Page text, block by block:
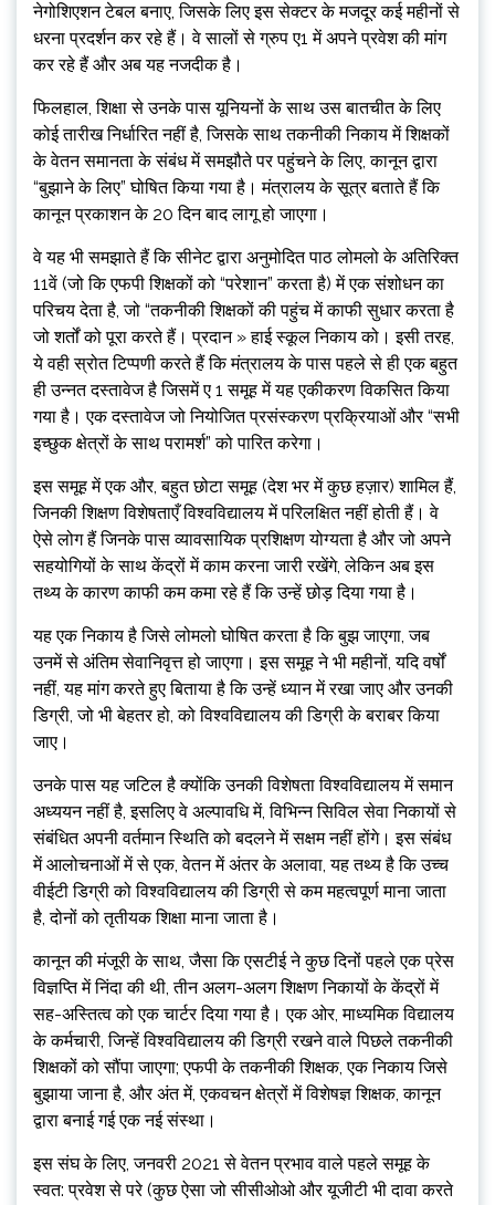
नेगोशिएशन टेबल बनाए, जिसके लिए इस सेक्टर के मजदूर कई महीनों से
धरना प्रदर्शन कर रहे हैं। वे सालों से ग्रुप ए1 में अपने प्रवेश की मांग
कर रहे हैं और अब यह नजदीक है।
फिलहाल, शिक्षा से उनके पास यूनियनों के साथ उस बातचीत के लिए
कोई तारीख निर्धारित नहीं है, जिसके साथ तकनीकी निकाय में शिक्षकों
के वेतन समानता के संबंध में समझौते पर पहुंचने के लिए, कानून द्वारा
“बुझाने के लिए” घोषित किया गया है। मंत्रालय के सूत्र बताते हैं कि
कानून प्रकाशन के 20 दिन बाद लागू हो जाएगा।
वे यह भी समझाते हैं कि सीनेट द्वारा अनुमोदित पाठ लोमलो के अतिरिक्त
11वें (जो कि एफपी शिक्षकों को “परेशान” करता है) में एक संशोधन का
परिचय देता है, जो “तकनीकी शिक्षकों की पहुंच में काफी सुधार करता है
जो शर्तों को पूरा करते हैं। प्रदान » हाई स्कूल निकाय को। इसी तरह,
ये वही स्रोत टिप्पणी करते हैं कि मंत्रालय के पास पहले से ही एक बहुत
ही उन्नत दस्तावेज है जिसमें ए 1 समूह में यह एकीकरण विकसित किया
गया है। एक दस्तावेज जो नियोजित प्रसंस्करण प्रक्रियाओं और “सभी
इच्छुक क्षेत्रों के साथ परामर्श” को पारित करेगा।
इस समूह में एक और, बहुत छोटा समूह (देश भर में कुछ हज़ार) शामिल हैं,
जिनकी शिक्षण विशेषताएँ विश्वविद्यालय में परिलक्षित नहीं होती हैं। वे
ऐसे लोग हैं जिनके पास व्यावसायिक प्रशिक्षण योग्यता है और जो अपने
सहयोगियों के साथ केंद्रों में काम करना जारी रखेंगे, लेकिन अब इस
तथ्य के कारण काफी कम कमा रहे हैं कि उन्हें छोड़ दिया गया है।
यह एक निकाय है जिसे लोमलो घोषित करता है कि बुझ जाएगा, जब
उनमें से अंतिम सेवानिवृत्त हो जाएगा। इस समूह ने भी महीनों, यदि वर्षों
नहीं, यह मांग करते हुए बिताया है कि उन्हें ध्यान में रखा जाए और उनकी
डिग्री, जो भी बेहतर हो, को विश्वविद्यालय की डिग्री के बराबर किया
जाए।
उनके पास यह जटिल है क्योंकि उनकी विशेषता विश्वविद्यालय में समान
अध्ययन नहीं है, इसलिए वे अल्पावधि में, विभिन्न सिविल सेवा निकायों से
संबंधित अपनी वर्तमान स्थिति को बदलने में सक्षम नहीं होंगे। इस संबंध
में आलोचनाओं में से एक, वेतन में अंतर के अलावा, यह तथ्य है कि उच्च
वीईटी डिग्री को विश्वविद्यालय की डिग्री से कम महत्वपूर्ण माना जाता
है, दोनों को तृतीयक शिक्षा माना जाता है।
कानून की मंजूरी के साथ, जैसा कि एसटीई ने कुछ दिनों पहले एक प्रेस
विज्ञप्ति में निंदा की थी, तीन अलग-अलग शिक्षण निकायों के केंद्रों में
सह-अस्तित्व को एक चार्टर दिया गया है। एक ओर, माध्यमिक विद्यालय
के कर्मचारी, जिन्हें विश्वविद्यालय की डिग्री रखने वाले पिछले तकनीकी
शिक्षकों को सौंपा जाएगा; एफपी के तकनीकी शिक्षक, एक निकाय जिसे
बुझाया जाना है, और अंत में, एकवचन क्षेत्रों में विशेषज्ञ शिक्षक, कानून
द्वारा बनाई गई एक नई संस्था।
इस संघ के लिए, जनवरी 2021 से वेतन प्रभाव वाले पहले समूह के
स्वत: प्रवेश से परे (कुछ ऐसा जो सीसीओओ और यूजीटी भी दावा करते